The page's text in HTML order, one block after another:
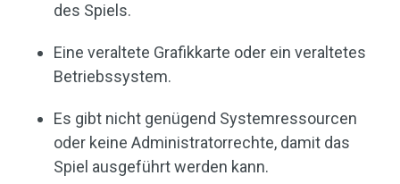
des Spiels.
Eine veraltete Grafikkarte oder ein veraltetes
Betriebssystem.
Es gibt nicht genügend Systemressourcen
oder keine Administratorrechte, damit das
Spiel ausgeführt werden kann.